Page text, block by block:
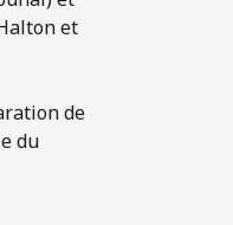
et
de
du